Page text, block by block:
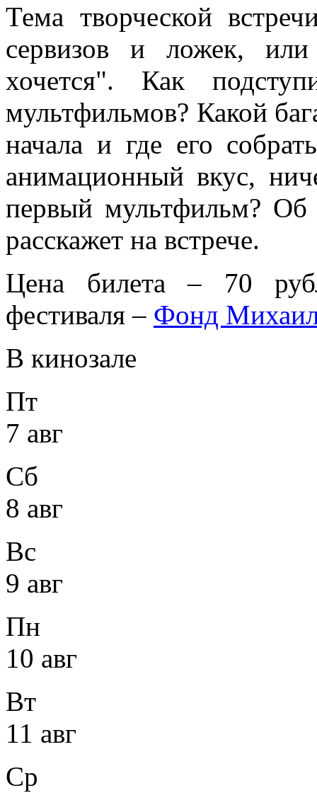
Тема творческой
сервизов и ложек,
хочется". Как
мультфильмов? Какой
начала и где его
анимационный вкус,
первый мультфильм?
расскажет на встрече.
Цена билета – 70
фестиваля – Фонд
В кинозале
Пт
7 авг
Сб
8 авг
Вс
9 авг
Пн
10 авг
Вт
11 авг
Ср